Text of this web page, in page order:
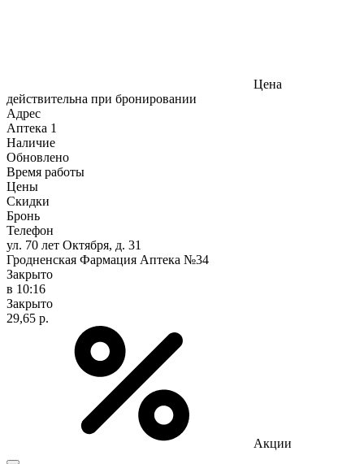
Цена
действительна при бронировании
Адрес
Аптека 1
Наличие
Обновлено
Время работы
Цены
Скидки
Бронь
Телефон
ул. 70 лет Октября, д. 31
Гродненская Фармация Аптека №34
Закрыто
в 10:16
Закрыто
29,65 р.
Акции